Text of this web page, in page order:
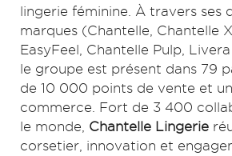
lingerie féminine. À travers ses
marques (Chantelle, Chantelle
EasyFeel, Chantelle Pulp,
le groupe est présent dans 79
de 10 000 points de vente et
commerce. Fort de 3 400
le monde, Chantelle Lingerie
corsetier, innovation et